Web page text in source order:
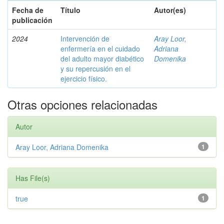
Fecha de
publicación
Título Autor(es)
2024
Intervención de
enfermería en el cuidado
del adulto mayor diabético
y su repercusión en el
ejercicio físico.
Aray Loor,
Adriana
Domenika
Otras opciones relacionadas
Autor
1
Aray Loor, Adriana Domenika
Has File(s)
1
true